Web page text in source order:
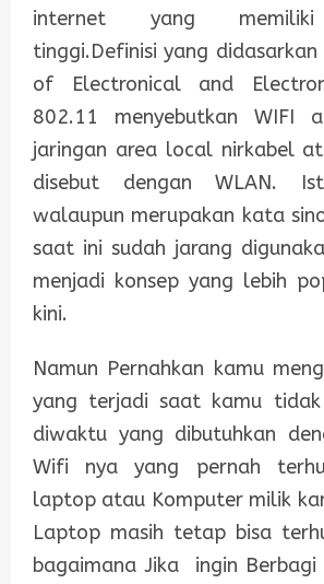
internet yang memiliki
tinggi.Definisi yang
of Electronical and
802.11 menyebutkan WIFI
jaringan area local nirkabel
disebut dengan WLAN.
walaupun merupakan kata
saat ini sudah jarang
menjadi konsep yang lebih
kini.
Namun Pernahkan kamu
yang terjadi saat kamu
diwaktu yang dibutuhkan
Wifi nya yang pernah
laptop atau Komputer milik
Laptop masih tetap bisa
bagaimana Jika ingin Berbagi